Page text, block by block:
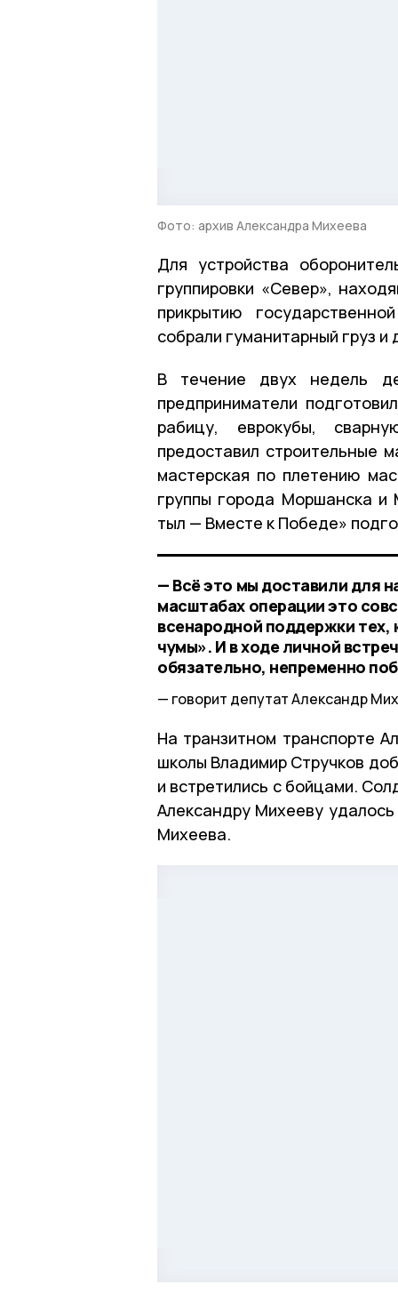
Фото: архив Александра Михеева
Для устройства
группировки «Север»,
прикрытию
собрали гуманитарный груз
В течение двух недель
предприниматели
рабицу, еврокубы,
предоставил строительные
мастерская по плетению
группы города Моршанска и
тыл — Вместе к Победе»
— Всё это мы доставили для
масштабах операции это
всенародной поддержки тех,
чумы». И в ходе личной
обязательно, непременно
говорит депутат Александр
На транзитном транспорте
школы Владимир Стручков
и встретились с бойцами.
Александру Михееву
Михеева.